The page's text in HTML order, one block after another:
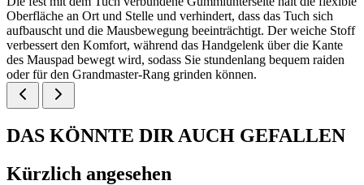
Oberfläche an Ort und Stelle und verhindert, dass das Tuch sich
aufbauscht und die Mausbewegung beeinträchtigt. Der weiche Stoff
verbessert den Komfort, während das Handgelenk über die Kante
des Mauspad bewegt wird, sodass Sie stundenlang bequem raiden
oder für den Grandmaster-Rang grinden können.
DAS KÖNNTE DIR AUCH GEFALLEN
Kürzlich angesehen